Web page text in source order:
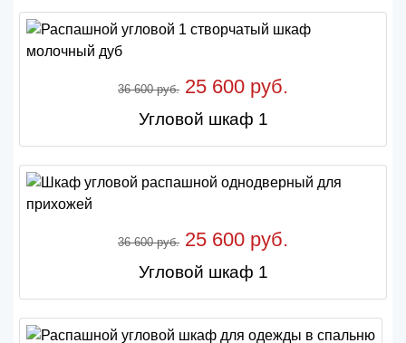
36 600 руб. 25 600 руб.
Угловой шкаф 1
36 600 руб. 25 600 руб.
Угловой шкаф 1